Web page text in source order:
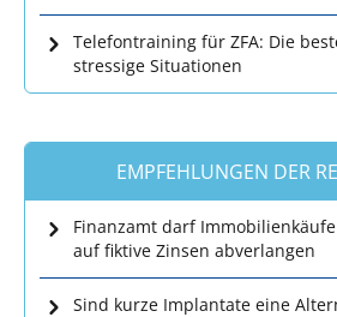
Telefontraining für ZFA: Die
stressige Situationen
EMPFEHLUNGEN DER
Finanzamt darf
auf fiktive Zinsen abverlangen
Sind kurze Implantate eine